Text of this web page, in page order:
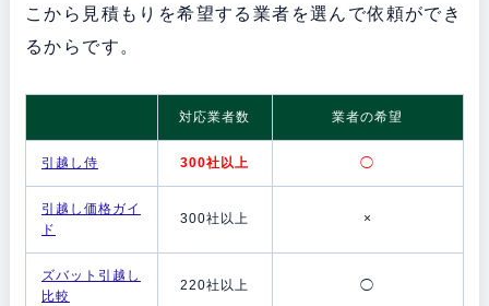
こから見積もりを希望する業者を選んで依頼ができ
るからです。
対応業者数 業者の希望
引越し侍 300社以上 ◯
引越し価格ガイ
ド
300社以上 ×
ズバット引越し
比較
220社以上 ◯